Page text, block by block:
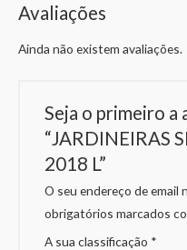
Avaliações
Ainda não existem avaliações.
Seja o primeiro a
“JARDINEIRAS
2018 L”
O seu endereço de email
obrigatórios marcados
A sua classificação *